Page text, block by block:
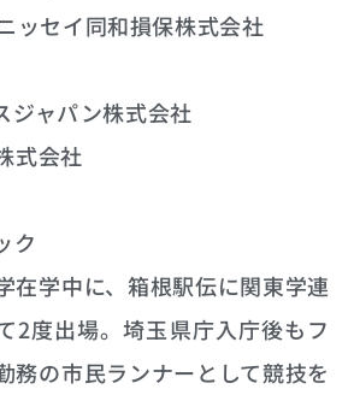
ッセイ同和損保株式会社
ジャパン株式会社
式会社
ク
在学中に、箱根駅伝に関東学連
2度出場。埼玉県庁入庁後もフ
務の市民ランナーとして競技を